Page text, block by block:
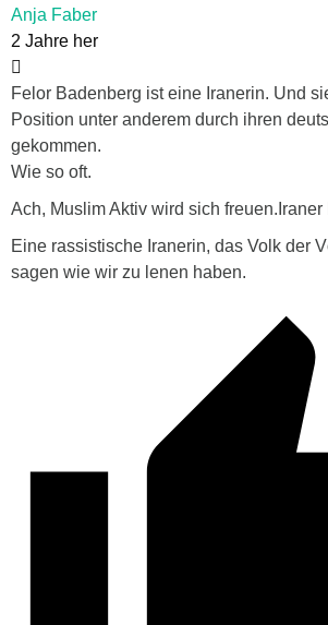
Anja Faber
2 Jahre her
Felor Badenberg ist eine Iranerin. Und
Position unter anderem durch ihren
gekommen.
Wie so oft.
Ach, Muslim Aktiv wird sich freuen.Iraner
Eine rassistische Iranerin, das Volk der
sagen wie wir zu lenen haben.